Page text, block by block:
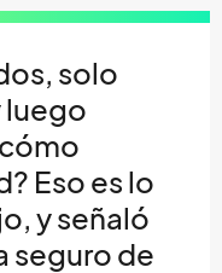
solo
luego
Eso es lo
y señaló
seguro de